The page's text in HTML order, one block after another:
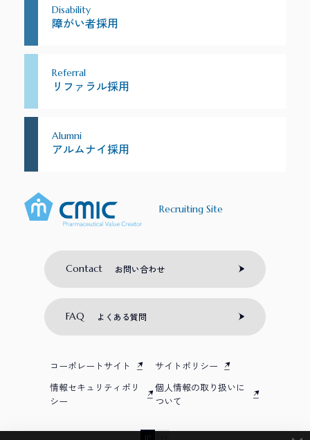
Disability
障がい者採用
Referral
リファラル採用
Alumni
アルムナイ採用
Recruiting Site
Contact お問い合わせ
FAQ よくある質問
コーポレートサイト
サイトポリシー
情報セキュリティポリ
シー
個人情報の取り扱いに
ついて
JP